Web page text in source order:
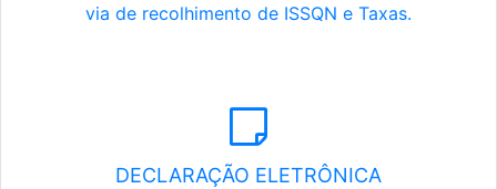
via de recolhimento de ISSQN e Taxas.
DECLARAÇÃO ELETRÔNICA